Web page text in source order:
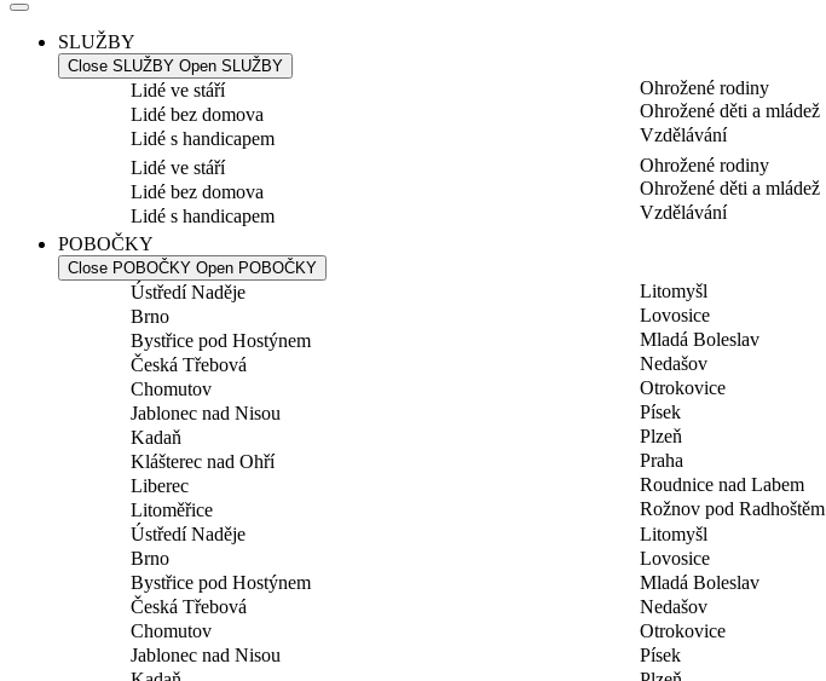
SLUŽBY
Close SLUŽBY Open SLUŽBY
Lidé ve stáří
Lidé bez domova
Lidé s handicapem
Ohrožené rodiny
Ohrožené děti a mládež
Vzdělávání
Lidé ve stáří
Lidé bez domova
Lidé s handicapem
Ohrožené rodiny
Ohrožené děti a mládež
Vzdělávání
POBOČKY
Close POBOČKY Open POBOČKY
Ústředí Naděje
Brno
Bystřice pod Hostýnem
Česká Třebová
Chomutov
Jablonec nad Nisou
Kadaň
Klášterec nad Ohří
Liberec
Litoměřice
Litomyšl
Lovosice
Mladá Boleslav
Nedašov
Otrokovice
Písek
Plzeň
Praha
Roudnice nad Labem
Rožnov pod Radhoštěm
Ústředí Naděje
Brno
Bystřice pod Hostýnem
Česká Třebová
Chomutov
Jablonec nad Nisou
Litomyšl
Lovosice
Mladá Boleslav
Nedašov
Otrokovice
Písek